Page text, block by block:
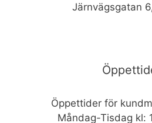
Järnvägsgatan
Öppettider för
Måndag-Tisdag kl: